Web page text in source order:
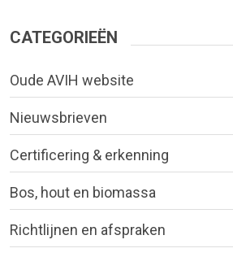
CATEGORIEËN
Oude AVIH website
Nieuwsbrieven
Certificering & erkenning
Bos, hout en biomassa
Richtlijnen en afspraken